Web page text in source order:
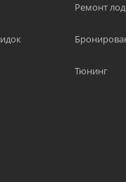
Ремонт
Тюнинг